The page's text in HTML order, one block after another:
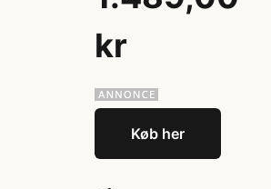
kr
Køb her